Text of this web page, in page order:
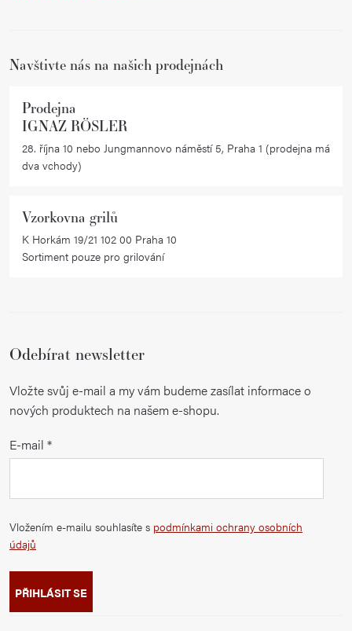
y
i
Navštivte nás na našich prodejnách
Prodejna
IGNAZ RÖSLER
28. října 10 nebo Jungmannovo náměstí 5, Praha 1 (prodejna má
dva vchody)
Vzorkovna grilů
K Horkám 19/21 102 00 Praha 10
Sortiment pouze pro grilování
Odebírat newsletter
Vložte svůj e-mail a my vám budeme zasílat informace o
nových produktech na našem e-shopu.
E-mail
Vložením e-mailu souhlasíte s podmínkami ochrany osobních
údajů
PŘIHLÁSIT SE